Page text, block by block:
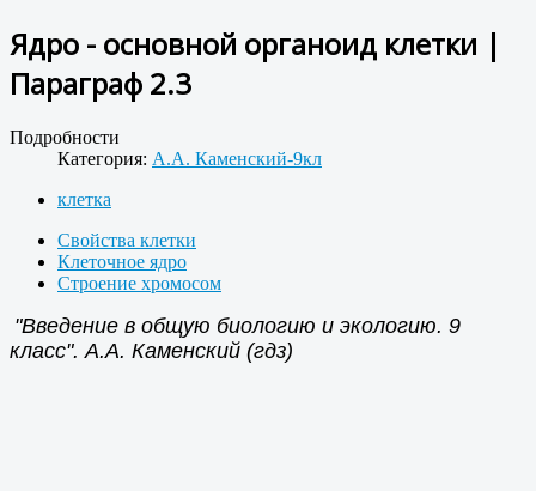
Ядро - основной органоид клетки |
Параграф 2.3
Подробности
Категория: А.А. Каменский-9кл
клетка
Свойства клетки
Клеточное ядро
Строение хромосом
"Введение в общую биологию и экологию. 9
класс". А.А. Каменский (гдз)